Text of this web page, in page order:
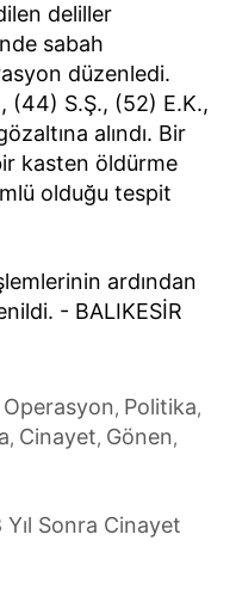
deliller
sabah
düzenledi.
(44) S.Ş., (52) E.K.,
alındı. Bir
kasten öldürme
olduğu tespit
ardından
- BALIKESİR
Operasyon, Politika,
, Cinayet, Gönen,
Yıl Sonra Cinayet